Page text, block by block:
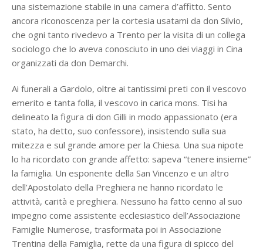
una sistemazione stabile in una camera d’affitto. Sento
ancora riconoscenza per la cortesia usatami da don Silvio,
che ogni tanto rivedevo a Trento per la visita di un collega
sociologo che lo aveva conosciuto in uno dei viaggi in Cina
organizzati da don Demarchi.
Ai funerali a Gardolo, oltre ai tantissimi preti con il vescovo
emerito e tanta folla, il vescovo in carica mons. Tisi ha
delineato la figura di don Gilli in modo appassionato (era
stato, ha detto, suo confessore), insistendo sulla sua
mitezza e sul grande amore per la Chiesa. Una sua nipote
lo ha ricordato con grande affetto: sapeva “tenere insieme”
la famiglia. Un esponente della San Vincenzo e un altro
dell’Apostolato della Preghiera ne hanno ricordato le
attività, carità e preghiera. Nessuno ha fatto cenno al suo
impegno come assistente ecclesiastico dell’Associazione
Famiglie Numerose, trasformata poi in Associazione
Trentina della Famiglia, rette da una figura di spicco del